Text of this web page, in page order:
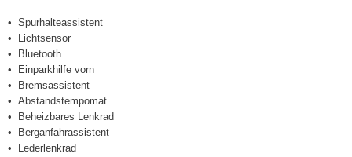
Spurhalteassistent
Lichtsensor
Bluetooth
Einparkhilfe vorn
Bremsassistent
Abstandstempomat
Beheizbares Lenkrad
Berganfahrassistent
Lederlenkrad